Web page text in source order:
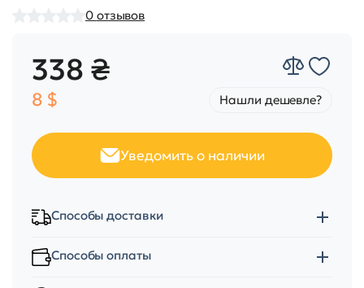
0 отзывов
338 ₴
8 $ Нашли дешевле?
Уведомить о наличии
Способы доставки
Способы оплаты